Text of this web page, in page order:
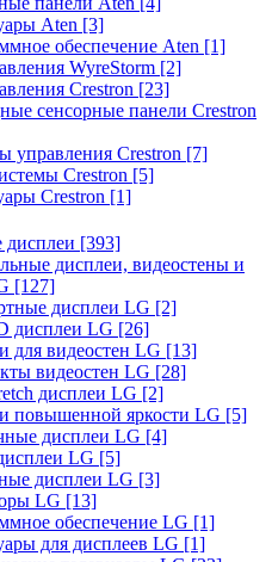
Aten [3]
обеспечение Aten [1]
WyreStorm [2]
Crestron [23]
сенсорные панели Crestron
управления Crestron [7]
Crestron [5]
Crestron [1]
дисплеи [393]
дисплеи, видеостены и
[127]
дисплеи LG [2]
дисплеи LG [26]
для видеостен LG [13]
видеостен LG [28]
дисплеи LG [2]
повышенной яркости LG [5]
дисплеи LG [4]
LG [5]
дисплеи LG [3]
LG [13]
обеспечение LG [1]
для дисплеев LG [1]